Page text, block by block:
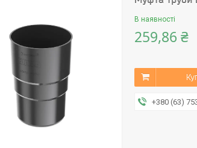
В наявності
259,86 ₴
+380 (63)